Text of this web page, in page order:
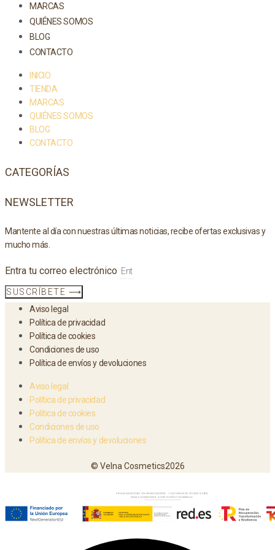
MARCAS
QUIÉNES SOMOS
BLOG
CONTACTO
INICIO
TIENDA
MARCAS
QUIÉNES SOMOS
BLOG
CONTACTO
CATEGORÍAS
NEWSLETTER
Mantente al día con nuestras últimas noticias, recibe ofertas exclusivas y
mucho más.
Entra tu correo electrónico
SUSCRÍBETE ⟶
Aviso legal
Política de privacidad
Política de cookies
Condiciones de uso
Política de envíos y devoluciones
Aviso legal
Política de privacidad
Política de cookies
Condiciones de uso
Política de envíos y devoluciones
© Velna Cosmetics2026